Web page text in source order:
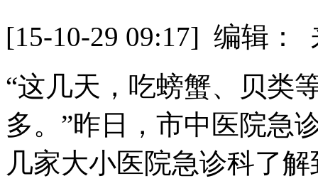
[15-10-29 09:17] 编辑
“这几天，吃螃蟹、贝类
多。”昨日，市中医院急
几家大小医院急诊科了